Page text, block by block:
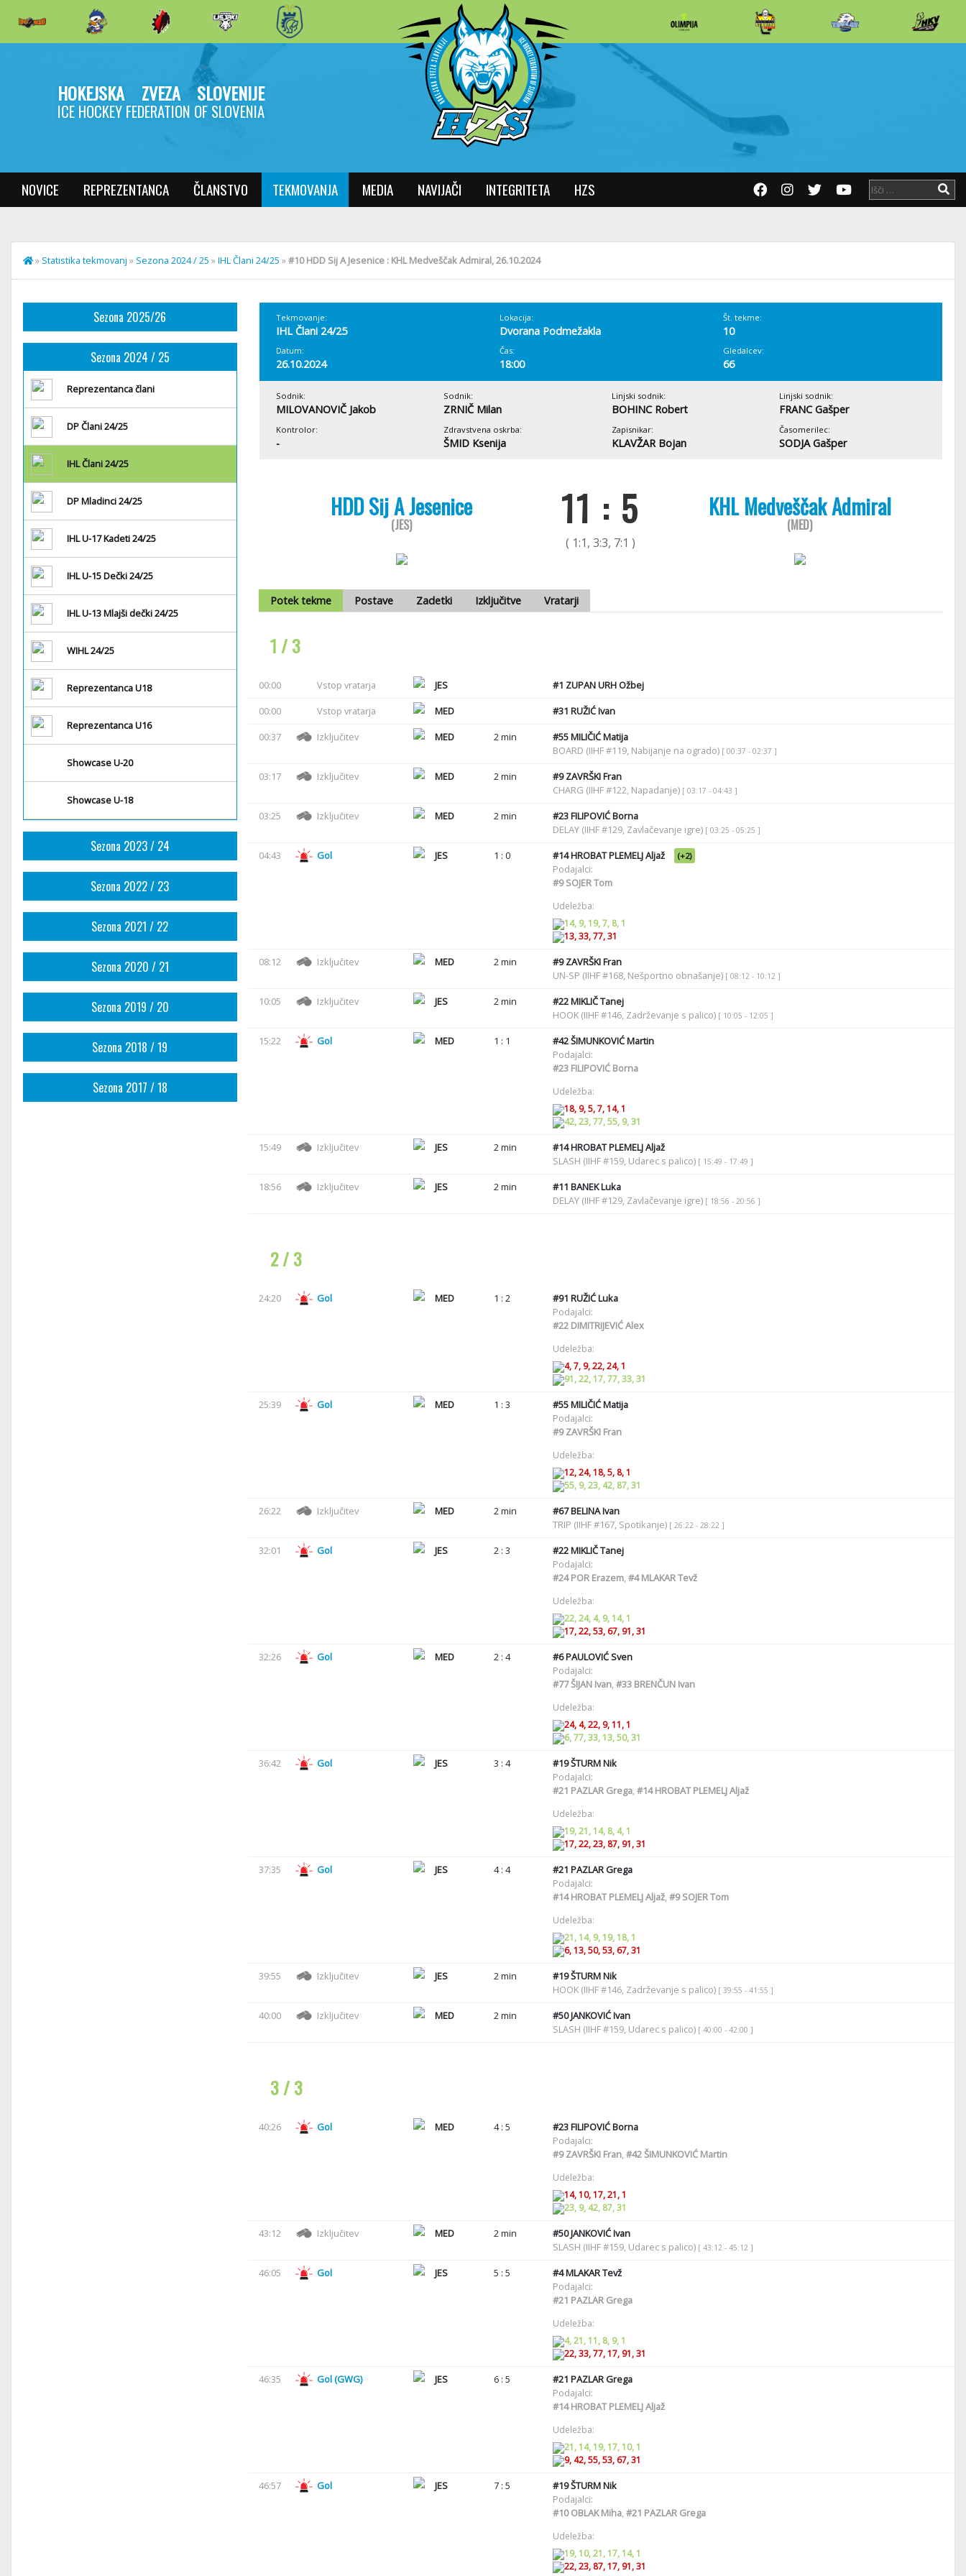
HOKEJSKA ZVEZA SLOVENIJE
ICE HOCKEY FEDERATION OF SLOVENIA
NOVICE REPREZENTANCA ČLANSTVO TEKMOVANJA MEDIA NAVIJAČI INTEGRITETA HZS
» Statistika tekmovanj » Sezona 2024 / 25 »IHL Člani 24/25 »#10 HDD Sij A Jesenice : KHL Medveščak Admiral, 26.10.2024
Sezona 2025/26
Sezona 2024 / 25
Reprezentanca člani
DP Člani 24/25
IHL Člani 24/25
DP Mladinci 24/25
IHL U-17 Kadeti 24/25
IHL U-15 Dečki 24/25
IHL U-13 Mlajši dečki 24/25
WIHL 24/25
Reprezentanca U18
Reprezentanca U16
Showcase U-20
Showcase U-18
Sezona 2023 / 24
Sezona 2022 / 23
Sezona 2021 / 22
Sezona 2020 / 21
Sezona 2019 / 20
Sezona 2018 / 19
Sezona 2017 / 18
Tekmovanje:
IHL Člani 24/25
Lokacija:
Dvorana Podmežakla
Št. tekme:
10
Datum:
26.10.2024
Čas:
18:00
Gledalcev:
66
Sodnik:
MILOVANOVIČ Jakob
Sodnik:
ZRNIČ Milan
Linjski sodnik:
BOHINC Robert
Linjski sodnik:
FRANC Gašper
Kontrolor:
-
Zdravstvena oskrba:
ŠMID Ksenija
Zapisnikar:
KLAVŽAR Bojan
Časomerilec:
SODJA Gašper
HDD Sij A Jesenice
(JES) 11 : 5
( 1:1, 3:3, 7:1 )
KHL Medveščak Admiral
(MED)
Potek tekme Postave Zadetki Izključitve Vratarji
1 / 3
00:00 Vstop vratarja JES #1 ZUPAN URH Ožbej
00:00
Vstop vratarja MED #31 RUŽIĆ Ivan
00:37
Izključitev MED 2 min #55MILIČIĆ Matija
BOARD (IIHF #119, Nabijanje na ogrado) [ 00:37 - 02:37 ]
03:17 Izključitev MED 2 min #9ZAVRŠKI Fran
CHARG (IIHF #122, Napadanje) [ 03:17 - 04:43 ]
03:25 Izključitev MED 2 min #23FILIPOVIĆ Borna
DELAY (IIHF #129, Zavlačevanje igre) [ 03:25 - 05:25 ]
04:43 Gol JES 1 : 0 #14HROBAT PLEMELJ Aljaž (+2)
Podajalci:
#9SOJER Tom
Udeležba:
14, 9, 19, 7, 8, 1
13, 33, 77, 31
08:12 Izključitev MED 2 min #9ZAVRŠKI Fran
UN-SP (IIHF #168, Nešportno obnašanje) [ 08:12 - 10:12 ]
10:05 Izključitev JES 2 min #22MIKLIČ Tanej
HOOK (IIHF #146, Zadrževanje s palico) [ 10:05 - 12:05 ]
15:22 Gol MED 1 : 1 #42ŠIMUNKOVIĆ Martin
Podajalci:
#23FILIPOVIĆ Borna
Udeležba:
18, 9, 5, 7, 14, 1
42, 23, 77, 55, 9, 31
15:49 Izključitev JES 2 min #14HROBAT PLEMELJ Aljaž
SLASH (IIHF #159, Udarec s palico) [ 15:49 - 17:49 ]
18:56 Izključitev JES 2 min #11 BANEK Luka
DELAY (IIHF #129, Zavlačevanje igre) [ 18:56 - 20:56 ]
2 / 3
24:20 Gol MED 1 : 2 #91 RUŽIĆ Luka
Podajalci:
#22DIMITRIJEVIĆ Alex
Udeležba:
4, 7, 9, 22, 24, 1
91, 22, 17, 77, 33, 31
25:39 Gol MED 1 : 3 #55MILIČIĆ Matija
Podajalci:
#9ZAVRŠKI Fran
Udeležba:
12, 24, 18, 5, 8, 1
55, 9, 23, 42, 87, 31
26:22 Izključitev MED 2 min #67BELINA Ivan
TRIP (IIHF #167, Spotikanje) [ 26:22 - 28:22 ]
32:01 Gol JES 2 : 3 #22MIKLIČ Tanej
Podajalci:
#24POR Erazem,#4MLAKAR Tevž
Udeležba:
22, 24, 4, 9, 14, 1
17, 22, 53, 67, 91, 31
32:26 Gol MED 2 : 4 #6PAULOVIĆ Sven
Podajalci:
#77ŠIJAN Ivan,#33BRENČUN Ivan
Udeležba:
24, 4, 22, 9, 11, 1
6, 77, 33, 13, 50, 31
36:42 Gol JES 3 : 4 #19ŠTURM Nik
Podajalci:
#21 PAZLAR Grega,#14HROBAT PLEMELJ Aljaž
Udeležba:
19, 21, 14, 8, 4, 1
17, 22, 23, 87, 91, 31
37:35 Gol JES 4 : 4 #21 PAZLAR Grega
Podajalci:
#14HROBAT PLEMELJ Aljaž,#9SOJER Tom
Udeležba:
21, 14, 9, 19, 18, 1
6, 13, 50, 53, 67, 31
39:55 Izključitev JES 2 min #19ŠTURM Nik
HOOK (IIHF #146, Zadrževanje s palico) [ 39:55 - 41:55 ]
40:00 Izključitev MED 2 min #50JANKOVIĆ Ivan
SLASH (IIHF #159, Udarec s palico) [ 40:00 - 42:00 ]
3 / 3
40:26 Gol MED 4 : 5 #23FILIPOVIĆ Borna
Podajalci:
#9ZAVRŠKI Fran,#42ŠIMUNKOVIĆ Martin
Udeležba:
14, 10, 17, 21, 1
23, 9, 42, 87, 31
43:12 Izključitev MED 2 min #50JANKOVIĆ Ivan
SLASH (IIHF #159, Udarec s palico) [ 43:12 - 45:12 ]
46:05 Gol JES 5 : 5 #4MLAKAR Tevž
Podajalci:
#21 PAZLAR Grega
Udeležba:
4, 21, 11, 8, 9, 1
22, 33, 77, 17, 91, 31
46:35 Gol (GWG) JES 6 : 5 #21 PAZLAR Grega
Podajalci:
#14HROBAT PLEMELJ Aljaž
Udeležba:
21, 14, 19, 17, 10, 1
9, 42, 55, 53, 67, 31
46:57 Gol JES 7 : 5 #19ŠTURM Nik
Podajalci:
#10OBLAK Miha,#21 PAZLAR Grega
Udeležba:
19, 10, 21, 17, 14, 1
22, 23, 87, 17, 91, 31